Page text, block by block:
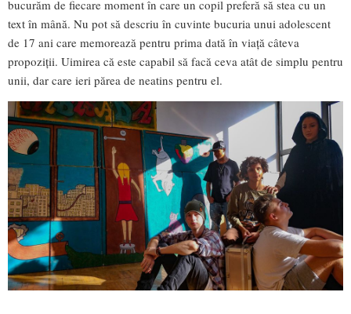
bucurăm de fiecare moment în care un copil preferă să stea cu un
text în mână. Nu pot să descriu în cuvinte bucuria unui adolescent
de 17 ani care memorează pentru prima dată în viață câteva
propoziții. Uimirea că este capabil să facă ceva atât de simplu pentru
unii, dar care ieri părea de neatins pentru el.